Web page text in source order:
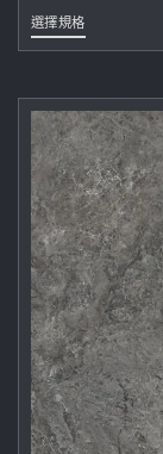
選擇規格此
產
有
多
種
款
式。
可
在
產
品
頁
面
選
擇
選